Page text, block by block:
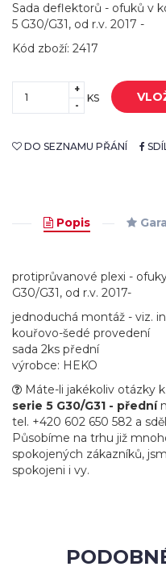
Sada deflektorů - ofuků v
5 G30/G31, od r.v. 2017 -
Kód zboží: 2417
+
-
KS
DO SEZNAMU PŘÁNÍ
Popis
protiprůvanové plexi -
G30/G31, od r.v. 2017-
jednoduchá montáž - viz.
kouřovo-šedé provedení
sada 2ks přední
výrobce: HEKO
Máte-li jakékoliv otázky k
serie 5 G30/G31 - přední
tel. +420 602 650 582 a
Působíme na trhu již
spokojených zákazníků,
spokojeni i vy.